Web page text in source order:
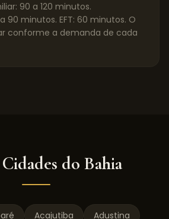
90 a 120 minutos.
90 minutos. EFT: 60 minutos. O
conforme a demanda de cada
do Bahia
Acajutiba
Adustina